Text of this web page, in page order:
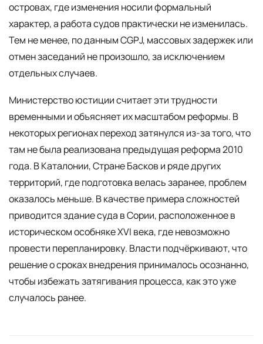
островах, где изменения носили формальный
характер, а работа судов практически не изменилась.
Тем не менее, по данным CGPJ, массовых задержек или
отмен заседаний не произошло, за исключением
отдельных случаев.
Министерство юстиции считает эти трудности
временными и объясняет их масштабом реформы. В
некоторых регионах переход затянулся из-за того, что
там не была реализована предыдущая реформа 2010
года. В Каталонии, Стране Басков и ряде других
территорий, где подготовка велась заранее, проблем
оказалось меньше. В качестве примера сложностей
приводится здание суда в Сории, расположенное в
историческом особняке XVI века, где невозможно
провести перепланировку. Власти подчёркивают, что
решение о сроках внедрения принималось осознанно,
чтобы избежать затягивания процесса, как это уже
случалось ранее.